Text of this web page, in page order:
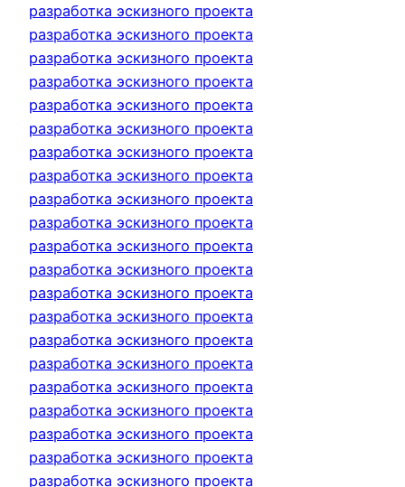
разработка эскизного проекта
разработка эскизного проекта
разработка эскизного проекта
разработка эскизного проекта
разработка эскизного проекта
разработка эскизного проекта
разработка эскизного проекта
разработка эскизного проекта
разработка эскизного проекта
разработка эскизного проекта
разработка эскизного проекта
разработка эскизного проекта
разработка эскизного проекта
разработка эскизного проекта
разработка эскизного проекта
разработка эскизного проекта
разработка эскизного проекта
разработка эскизного проекта
разработка эскизного проекта
разработка эскизного проекта
разработка эскизного проекта